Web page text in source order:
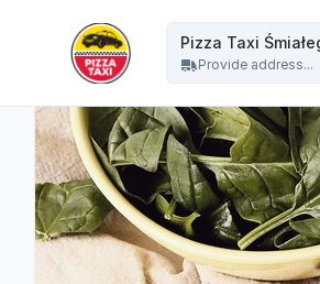
Pizza Taxi
Provide address...